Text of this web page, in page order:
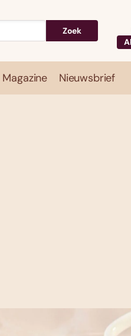
Zoek
Magazine Nieuwsbrief